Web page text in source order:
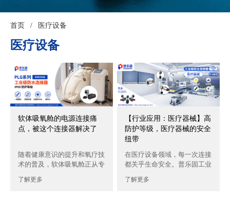
首页 / 医疗设备
医疗设备
软体吸氧舱的电源连接痛
点，被这个连接器解决了
随着健康意识的提升和氧疗技
术的普及，软体吸氧舱正从专
这种轻便设备，以其体积小、
了解更多
【行业应用：医疗器械】高
防护等级，医疗器械的安全
纽带
在医疗设备领域，每一次连接
都关乎生命安全。普乐固工业
设计理念，将工业级性能与医
了解更多